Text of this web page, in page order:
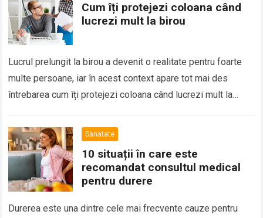
Cum îți protejezi coloana când
lucrezi mult la birou
Lucrul prelungit la birou a devenit o realitate pentru foarte
multe persoane, iar în acest context apare tot mai des
întrebarea cum îți protejezi coloana când lucrezi mult la
Sănătate
10 situații în care este
recomandat consultul medical
pentru durere
Durerea este una dintre cele mai frecvente cauze pentru